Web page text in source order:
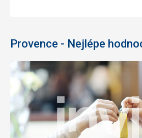
Provence - Nejlépe